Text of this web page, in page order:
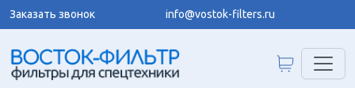
Заказать звонок info@vostok-filters.ru